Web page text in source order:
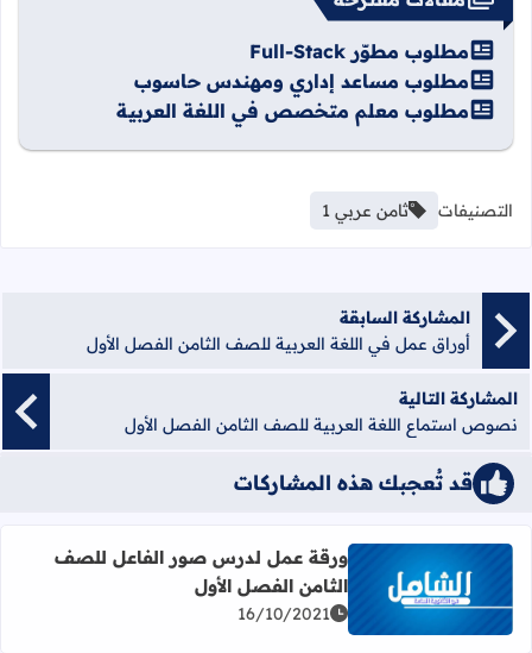
مطلوب مطوّر Full-Stack
مطلوب مساعد إداري ومهندس حاسوب
مطلوب معلم متخصص في اللغة العربية
التصنيفات ثامن عربي 1
المشاركة السابقة
أوراق عمل في اللغة العربية للصف الثامن الفصل الأول
المشاركة التالية
نصوص استماع اللغة العربية للصف الثامن الفصل الأول
قد تُعجبك هذه المشاركات
اقرأ المزيد عن ورقة عمل لدرس صور الفاعل للصف الثامن
ورقة عمل لدرس صور الفاعل للصف
الثامن الفصل الأول
16/10/2021